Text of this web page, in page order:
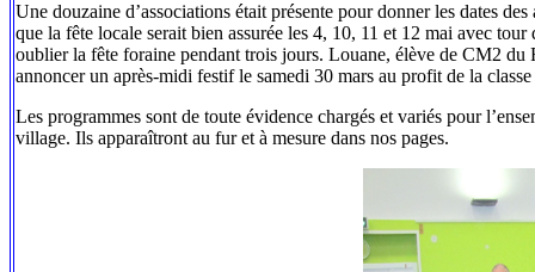
Une douzaine d’associations était présente pour donner les dates
que la fête locale serait bien assurée les 4, 10, 11 et 12 mai avec
oublier la fête foraine pendant trois jours. Louane, élève de CM2
annoncer un après-midi festif le samedi 30 mars au profit de la
Les programmes sont de toute évidence chargés et variés pour
village. Ils apparaîtront au fur et à mesure dans nos pages.